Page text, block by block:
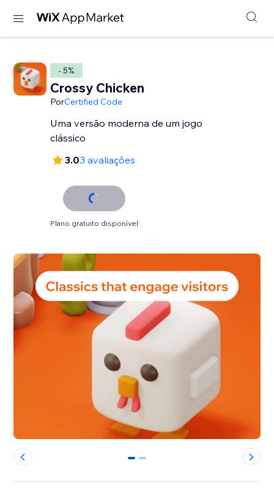
- 5%
Crossy Chicken
PorCertified Code
Uma versão moderna de um jogo
clássico
3.03 avaliações
Plano gratuito disponível
0 1